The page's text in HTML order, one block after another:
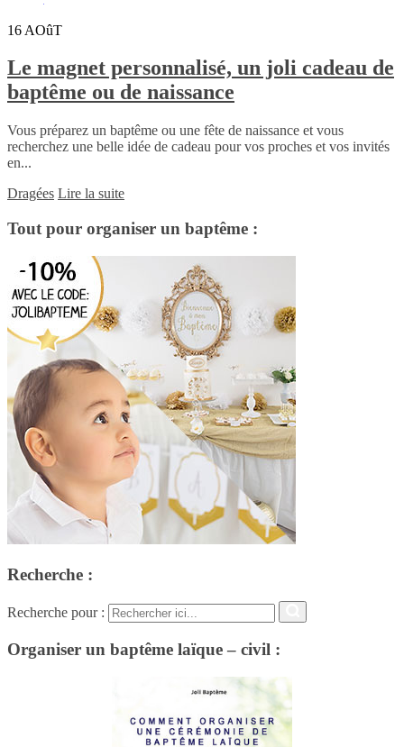
16 AOûT
Le magnet personnalisé, un joli cadeau de
baptême ou de naissance
Vous préparez un baptême ou une fête de naissance et vous
recherchez une belle idée de cadeau pour vos proches et vos invités
en...
Dragées Lire la suite
Tout pour organiser un baptême :
Recherche :
Recherche pour :
Organiser un baptême laïque – civil :